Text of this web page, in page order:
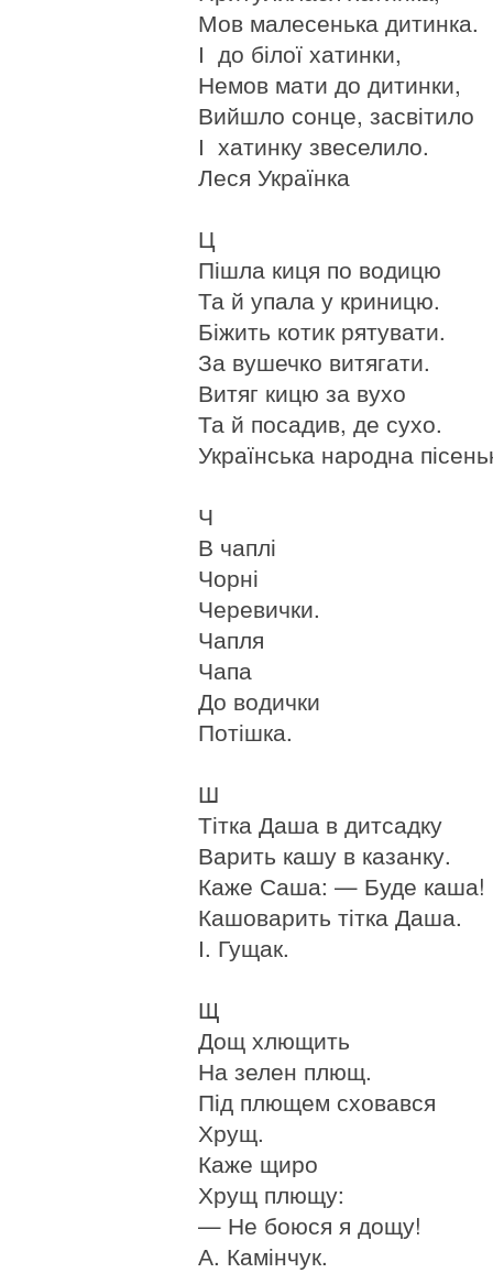
Мов малесенька дитинка.
І до білої хатинки,
Немов мати до дитинки,
Вийшло сонце, засвітило
І хатинку звеселило.
Леся Українка
Ц
Пішла киця по водицю
Та й упала у криницю.
Біжить котик рятувати.
За вушечко витягати.
Витяг кицю за вухо
Та й посадив, де сухо.
Українська народна
Ч
В чаплі
Чорні
Черевички.
Чапля
Чапа
До водички
Потішка.
Ш
Тітка Даша в дитсадку
Варить кашу в казанку.
Каже Саша: — Буде каша!
Кашоварить тітка Даша.
І. Гущак.
Щ
Дощ хлющить
На зелен плющ.
Під плющем сховався
Хрущ.
Каже щиро
Хрущ плющу:
— Не боюся я дощу!
А. Камінчук.